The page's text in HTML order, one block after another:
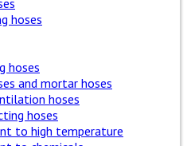
hoses
hoses
and mortar hoses
hoses
hoses
to high temperature